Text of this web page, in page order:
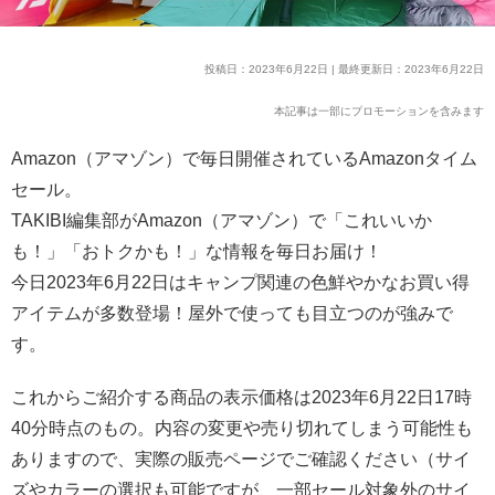
投稿日：2023年6月22日 | 最終更新日：2023年6月22日
本記事は一部にプロモーションを含みます
Amazon（アマゾン）で毎日開催されているAmazonタイム
セール。
TAKIBI編集部がAmazon（アマゾン）で「これいいか
も！」「おトクかも！」な情報を毎日お届け！
今日2023年6月22日はキャンプ関連の色鮮やかなお買い得
アイテムが多数登場！屋外で使っても目立つのが強みで
す。
これからご紹介する商品の表示価格は2023年6月22日17時
40分時点のもの。内容の変更や売り切れてしまう可能性も
ありますので、実際の販売ページでご確認ください（サイ
ズやカラーの選択も可能ですが、一部セール対象外のサイ